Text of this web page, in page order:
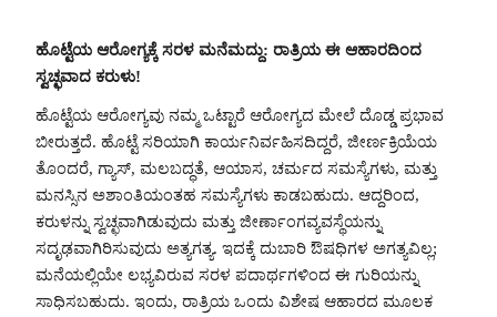
ಹೊಟ್ಟೆಯ ಆರೋಗ್ಯಕ್ಕೆ ಸರಳ ಮನೆಮದ್ದು: ರಾತ್ರಿಯ ಈ ಆಹಾರದಿಂದ
ಸ್ವಚ್ಛವಾದ ಕರುಳು!
ಹೊಟ್ಟೆಯ ಆರೋಗ್ಯವು ನಮ್ಮ ಒಟ್ಟಾರೆ ಆರೋಗ್ಯದ ಮೇಲೆ ದೊಡ್ಡ ಪ್ರಭಾವ
ಬೀರುತ್ತದೆ. ಹೊಟ್ಟೆ ಸರಿಯಾಗಿ ಕಾರ್ಯನಿರ್ವಹಿಸದಿದ್ದರೆ, ಜೀರ್ಣಕ್ರಿಯೆಯ
ತೊಂದರೆ, ಗ್ಯಾಸ್, ಮಲಬದ್ಧತೆ, ಆಯಾಸ, ಚರ್ಮದ ಸಮಸ್ಯೆಗಳು, ಮತ್ತು
ಮನಸ್ಸಿನ ಅಶಾಂತಿಯಂತಹ ಸಮಸ್ಯೆಗಳು ಕಾಡಬಹುದು. ಆದ್ದರಿಂದ,
ಕರುಳನ್ನು ಸ್ವಚ್ಛವಾಗಿಡುವುದು ಮತ್ತು ಜೀರ್ಣಾಂಗವ್ಯವಸ್ಥೆಯನ್ನು
ಸದೃಢವಾಗಿರಿಸುವುದು ಅತ್ಯಗತ್ಯ. ಇದಕ್ಕೆ ದುಬಾರಿ ಔಷಧಿಗಳ ಅಗತ್ಯವಿಲ್ಲ;
ಮನೆಯಲ್ಲಿಯೇ ಲಭ್ಯವಿರುವ ಸರಳ ಪದಾರ್ಥಗಳಿಂದ ಈ ಗುರಿಯನ್ನು
ಸಾಧಿಸಬಹುದು. ಇಂದು, ರಾತ್ರಿಯ ಒಂದು ವಿಶೇಷ ಆಹಾರದ ಮೂಲಕ